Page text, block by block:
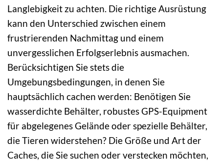
Langlebigkeit zu achten. Die richtige Ausrüstung
kann den Unterschied zwischen einem
frustrierenden Nachmittag und einem
unvergesslichen Erfolgserlebnis ausmachen.
Berücksichtigen Sie stets die
Umgebungsbedingungen, in denen Sie
hauptsächlich cachen werden: Benötigen Sie
wasserdichte Behälter, robustes GPS-Equipment
für abgelegenes Gelände oder spezielle Behälter,
die Tieren widerstehen? Die Größe und Art der
Caches, die Sie suchen oder verstecken möchten,